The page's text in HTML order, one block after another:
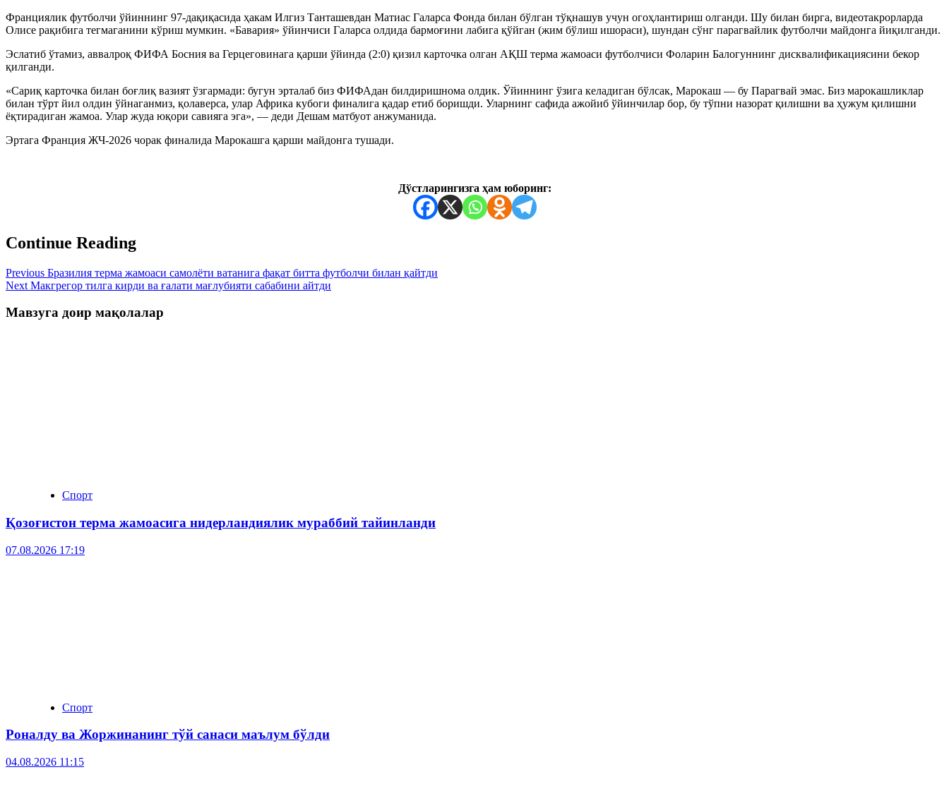
Франциялик футболчи ўйиннинг 97-дақиқасида ҳакам Илгиз Танташевдан Матиас Галарса Фонда билан бўлган тўқнашув учун огоҳлантириш олганди. Шу билан бирга, видеотакрорларда
Олисе рақибига тегмаганини кўриш мумкин. «Бавария» ўйинчиси Галарса олдида бармоғини лабига қўйган (жим бўлиш ишораси), шундан сўнг парагвайлик футболчи майдонга йиқилганди.
Эслатиб ўтамиз, аввалроқ ФИФА Босния ва Герцеговинага қарши ўйинда (2:0) қизил карточка олган АҚШ терма жамоаси футболчиси Фоларин Балогуннинг дисквалификациясини бекор
қилганди.
«Сариқ карточка билан боғлиқ вазият ўзгармади: бугун эрталаб биз ФИФАдан билдиришнома олдик. Ўйиннинг ўзига келадиган бўлсак, Марокаш — бу Парагвай эмас. Биз марокашликлар
билан тўрт йил олдин ўйнаганмиз, қолаверса, улар Африка кубоги финалига қадар етиб боришди. Уларнинг сафида ажойиб ўйинчилар бор, бу тўпни назорат қилишни ва ҳужум қилишни
ёқтирадиган жамоа. Улар жуда юқори савияга эга», — деди Дешам матбуот анжуманида.
Эртага Франция ЖЧ-2026 чорак финалида Марокашга қарши майдонга тушади.
Дўстларингизга ҳам юборинг:
Continue Reading
Previous Бразилия терма жамоаси самолёти ватанига фақат битта футболчи билан қайтди
Next Макгрегор тилга кирди ва ғалати мағлубияти сабабини айтди
Мавзуга доир мақолалар
Спорт
Қозоғистон терма жамоасига нидерландиялик мураббий тайинланди
07.08.2026 17:19
Спорт
Роналду ва Жоржинанинг тўй санаси маълум бўлди
04.08.2026 11:15